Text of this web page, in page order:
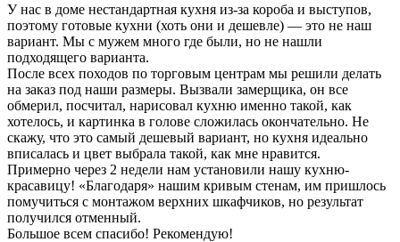
У нас в доме нестандартная кухня из-за короба и выступов,
поэтому готовые кухни (хоть они и дешевле) — это не наш
вариант. Мы с мужем много где были, но не нашли
подходящего варианта.
После всех походов по торговым центрам мы решили делать
на заказ под наши размеры. Вызвали замерщика, он все
обмерил, посчитал, нарисовал кухню именно такой, как
хотелось, и картинка в голове сложилась окончательно. Не
скажу, что это самый дешевый вариант, но кухня идеально
вписалась и цвет выбрала такой, как мне нравится.
Примерно через 2 недели нам установили нашу кухню-
красавицу! «Благодаря» нашим кривым стенам, им пришлось
помучиться с монтажом верхних шкафчиков, но результат
получился отменный.
Большое всем спасибо! Рекомендую!